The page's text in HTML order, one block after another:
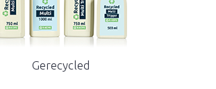
Gerecycled